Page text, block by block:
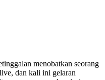
menobatkan seorang
dan kali ini gelaran